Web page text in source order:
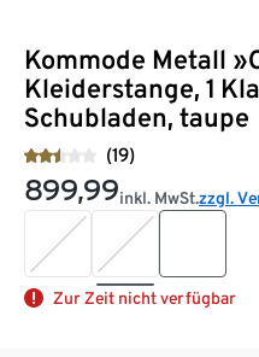
Kommode Metall
Kleiderstange, 1
Schubladen, taupe
(19)
899,99inkl. MwSt.zzgl.
Zur Zeit nicht verfügbar